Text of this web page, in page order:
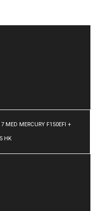
MED MERCURY F150EFI +
HK